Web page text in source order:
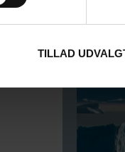
TILLAD